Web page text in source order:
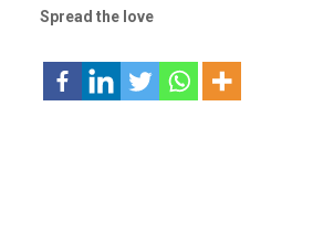
Spread the love